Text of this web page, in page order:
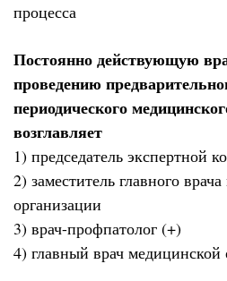
процесса
Постоянно действующую
проведению
периодического
возглавляет
1) председатель экспертной
2) заместитель главного
организации
3) врач-профпатолог (+)
4) главный врач медицинской